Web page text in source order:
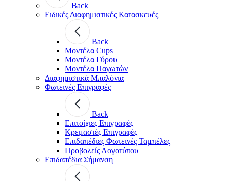
Back
Ειδικές Διαφημιστικές Κατασκευές
Back
Μοντέλα Cups
Μοντέλα Γύρου
Μοντέλα Παγωτών
Διαφημιστικά Μπαλόνια
Φωτεινές Επιγραφές
Back
Επιτοίχιες Επιγραφές
Κρεμαστές Επιγραφές
Επιδαπέδιες Φωτεινές Ταμπέλες
Προβολείς Λογοτύπου
Επιδαπέδια Σήμανση